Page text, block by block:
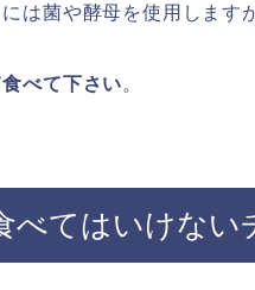
は菌や酵母を使用します
べて下さい。
べてはいけない